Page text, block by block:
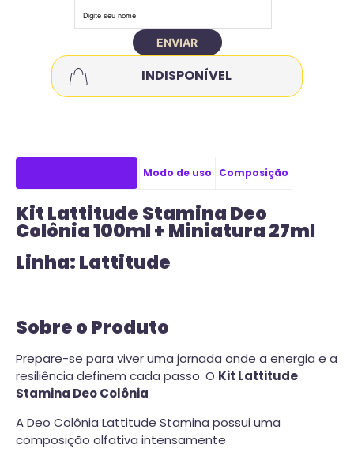
ENVIAR
INDISPONÍVEL
Modo de uso Composição
Kit Lattitude Stamina Deo
Colônia 100ml + Miniatura 27ml
Linha: Lattitude
Sobre o Produto
Prepare-se para viver uma jornada onde a energia e a
resiliência definem cada passo. O Kit Lattitude
Stamina Deo Colônia
A Deo Colônia Lattitude Stamina possui uma
composição olfativa intensamente